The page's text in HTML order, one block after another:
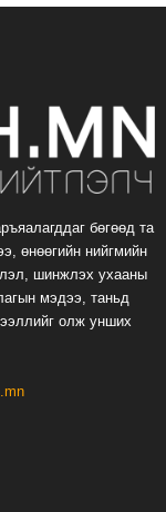
бөгөөд та
өнөөгийн нийгмийн
шинжлэх ухааны
мэдээ, таньд
олж унших